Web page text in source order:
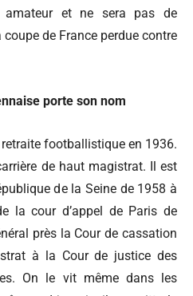
et ne sera pas de
de France perdue contre
porte son nom
footballistique en 1936.
de haut magistrat. Il est
de la Seine de 1958 à
la cour d’appel de Paris de
près la Cour de cassation
à la Cour de justice des
On le vit même dans les